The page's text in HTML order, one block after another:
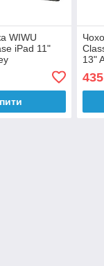
WIWU
iPad 11"
13"
435